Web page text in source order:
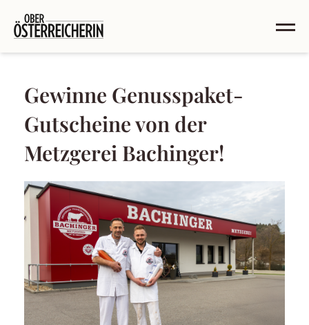
Gewinne Genusspaket-
Gutscheine von der
Metzgerei Bachinger!